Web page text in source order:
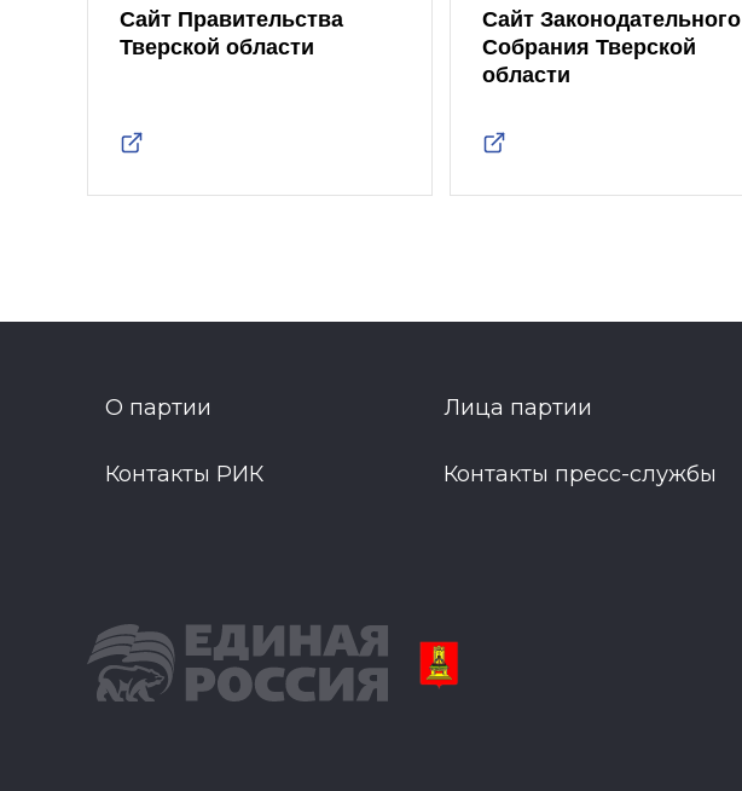
Сайт Правительства
Тверской области
Сайт Законодательного
Собрания Тверской
области
О партии Лица партии
Контакты РИК Контакты пресс-службы